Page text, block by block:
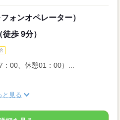
ォンオペレーター）
歩 9分）
00、休憩01：00）...
と見る